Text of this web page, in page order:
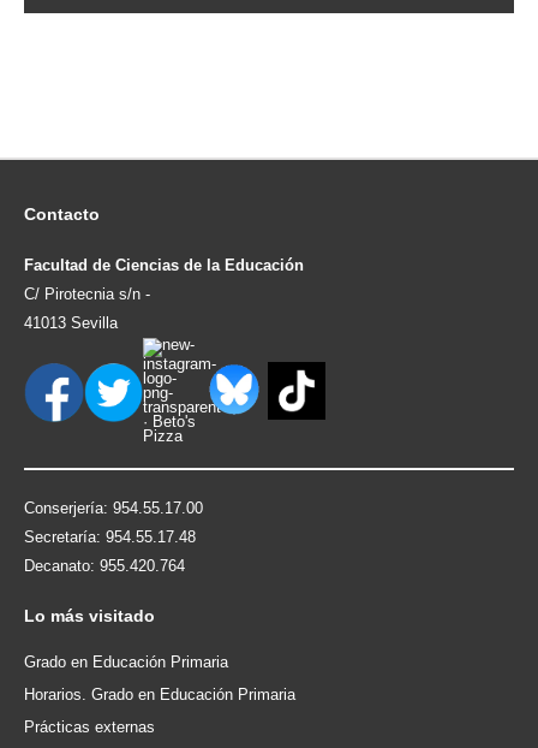
Contacto
Facultad de Ciencias de la Educación
C/ Pirotecnia s/n -
41013 Sevilla
Conserjería: 954.55.17.00
Secretaría: 954.55.17.48
Decanato: 955.420.764
Lo más visitado
Grado en Educación Primaria
Horarios. Grado en Educación Primaria
Prácticas externas